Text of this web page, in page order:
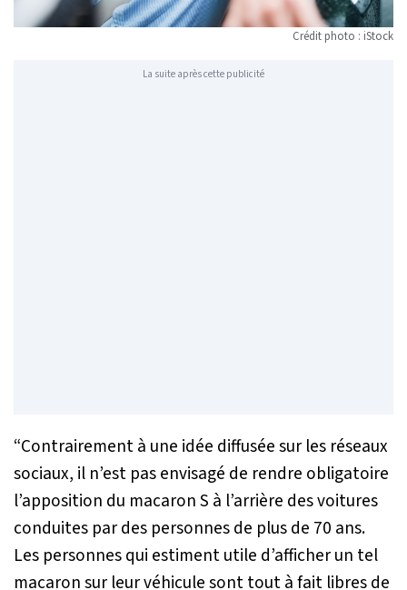
Crédit photo : iStock
La suite après cette publicité
“Contrairement à une idée diffusée sur les réseaux
sociaux, il n’est pas envisagé de rendre obligatoire
l’apposition du macaron S à l’arrière des voitures
conduites par des personnes de plus de 70 ans.
Les personnes qui estiment utile d’afficher un tel
macaron sur leur véhicule sont tout à fait libres de